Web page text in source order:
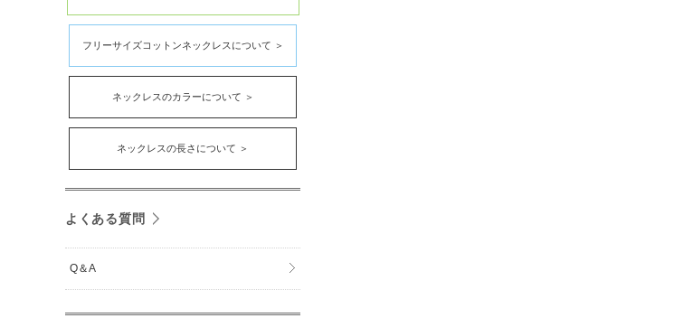
フリーサイズコットンネックレスについて ＞
ネックレスのカラーについて ＞
ネックレスの長さについて ＞
よくある質問
Q＆A